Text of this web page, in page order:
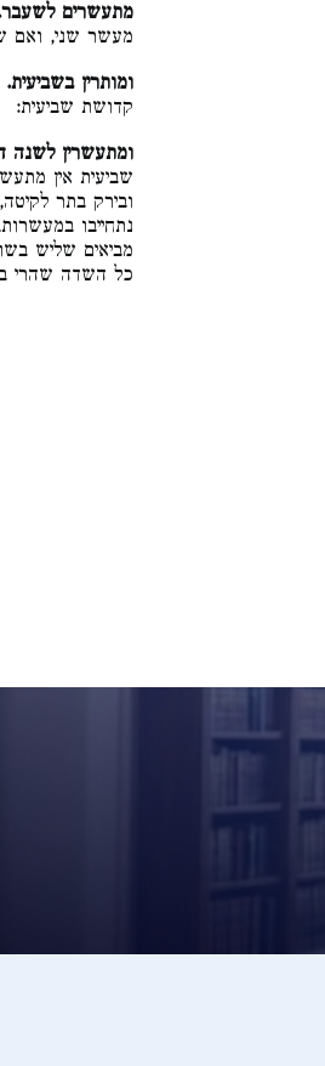
מתעשרים
מעשר שני, ואם
ומותרין בשביעית.
קדושת שביעית:
ומתעשרין לשנה
שביעית אין
ובירק בתר
נתחייבו
מביאים שליש
כל השדה שהרי